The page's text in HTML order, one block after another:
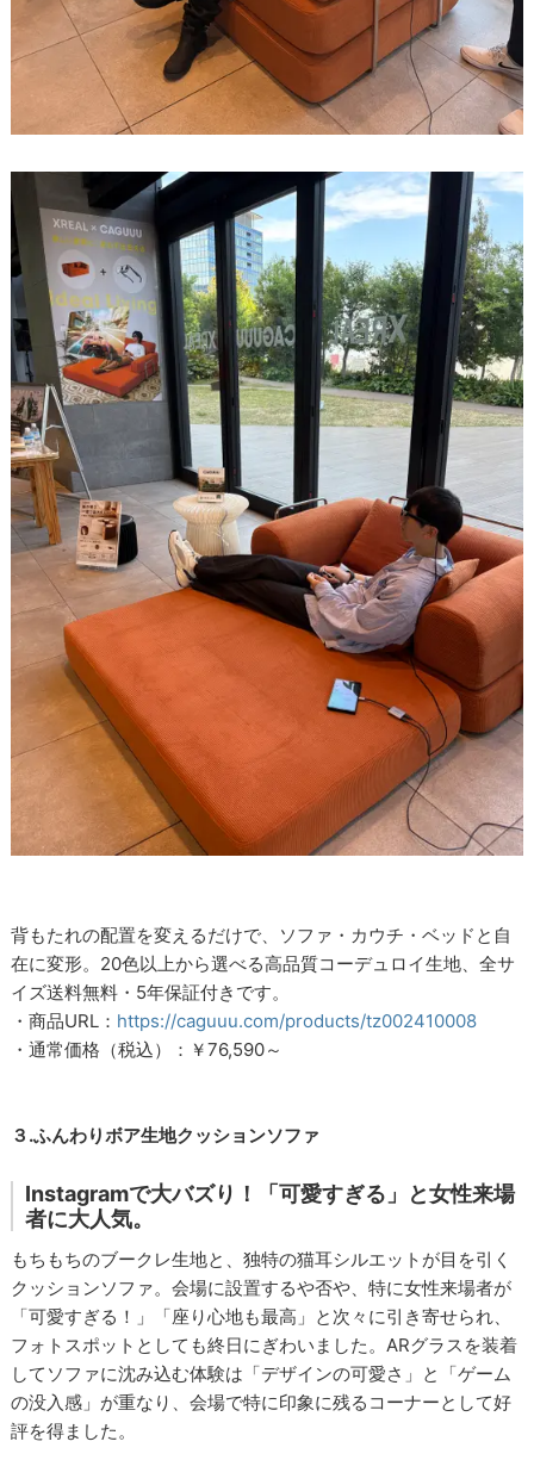
背もたれの配置を変えるだけで、ソファ・カウチ・ベッドと自
在に変形。20色以上から選べる高品質コーデュロイ生地、全サ
イズ送料無料・5年保証付きです。
・商品URL： https://caguuu.com/products/tz002410008
・通常価格（税込）：￥76,590～
３.ふんわりボア生地クッションソファ
Instagramで大バズり！「可愛すぎる」と女性来場
者に大人気。
もちもちのブークレ生地と、独特の猫耳シルエットが目を引く
クッションソファ。会場に設置するや否や、特に女性来場者が
「可愛すぎる！」「座り心地も最高」と次々に引き寄せられ、
フォトスポットとしても終日にぎわいました。ARグラスを装着
してソファに沈み込む体験は「デザインの可愛さ」と「ゲーム
の没入感」が重なり、会場で特に印象に残るコーナーとして好
評を得ました。